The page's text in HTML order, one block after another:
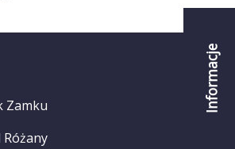
Informacje
Zamku